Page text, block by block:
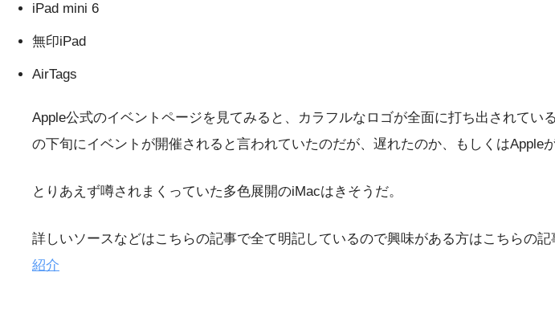
iPad mini 6
無印iPad
AirTags
Apple公式のイベントページを見てみると、カラフルなロゴが全面に打ち出されて
の下旬にイベントが開催されると言われていたのだが、遅れたのか、もしくはApple
とりあえず噂されまくっていた多色展開のiMacはきそうだ。
詳しいソースなどはこちらの記事で全て明記しているので興味がある方はこちらの
紹介